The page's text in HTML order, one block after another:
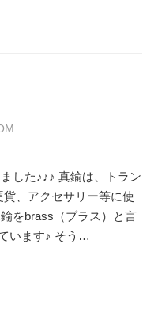
した♪♪♪ 真鍮は、トラン
、アクセサリー等に使
をbrass（ブラス）と言
います♪ そう…